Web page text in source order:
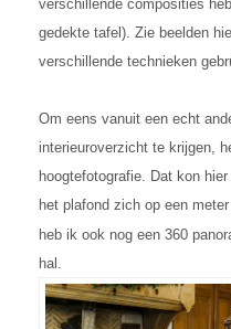
verschillende composities
gedekte tafel). Zie beelden
verschillende technieken
Om eens vanuit een echt
interieuroverzicht te krijgen,
hoogtefotografie. Dat kon
het plafond zich op een
heb ik ook nog een 360
hal.